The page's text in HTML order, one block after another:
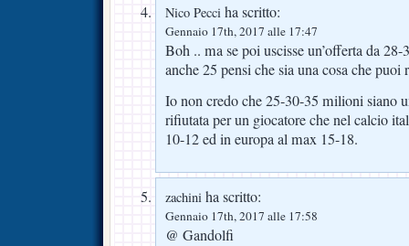
Nico Pecci ha scritto:
Gennaio 17th, 2017 alle 17:47
Boh .. ma se poi uscisse un’offerta da
anche 25 pensi che sia una cosa che puoi
Io non credo che 25-30-35 milioni siano
rifiutata per un giocatore che nel calcio
10-12 ed in europa al max 15-18.
zachini ha scritto:
Gennaio 17th, 2017 alle 17:58
@ Gandolfi